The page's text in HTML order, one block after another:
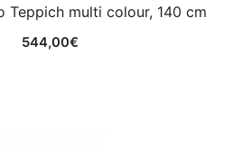
Teppich multi colour, 140 cm
544,00€